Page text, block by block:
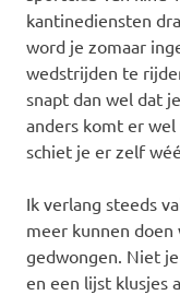
kantinediensten
word je zomaar
wedstrijden te
snapt dan wel dat
anders komt er
schiet je er zelf
Ik verlang steeds
meer kunnen
gedwongen. Niet
en een lijst klusjes